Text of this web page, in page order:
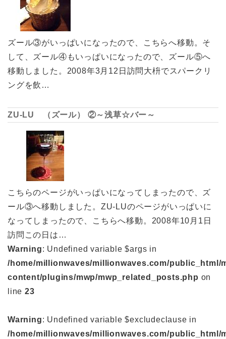
ズール③がいっぱいになったので、こちらへ移動。そ
して、ズール④もいっぱいになったので、ズール⑤へ
移動しました。2008年3月12日訪問大枡でスパークリ
ングを飲…
ZU-LU （ズール） ②～浅草☆バー～
こちらのページがいっぱいになってしまったので、ズ
ール③へ移動しました。ZU-LUのページがいっぱいに
なってしまったので、こちらへ移動。2008年10月1日
訪問この日は…
Warning: Undefined variable $args in
/home/millionwaves/millionwaves.com/public_html/
content/plugins/mwp/mwp_related_posts.php on
line 23
Warning: Undefined variable $excludeclause in
/home/millionwaves/millionwaves.com/public_html/